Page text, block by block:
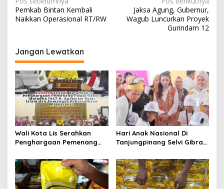
a
i
g
a
s
i
p
o
s
Pemkab Bintan Kembali
Naikkan Operasional RT/RW
Jaksa Agung, Gubernur,
Wagub Luncurkan Proyek
Gurindam 12
Jangan Lewatkan
Wali Kota Lis Serahkan
Penghargaan Pemenang
H, Ajak Masyarakat Terus
Hidupkan Syiar Islam
Hari Anak Nasional Di
Tanjungpinang Selvi Gibran
Nasional RANA